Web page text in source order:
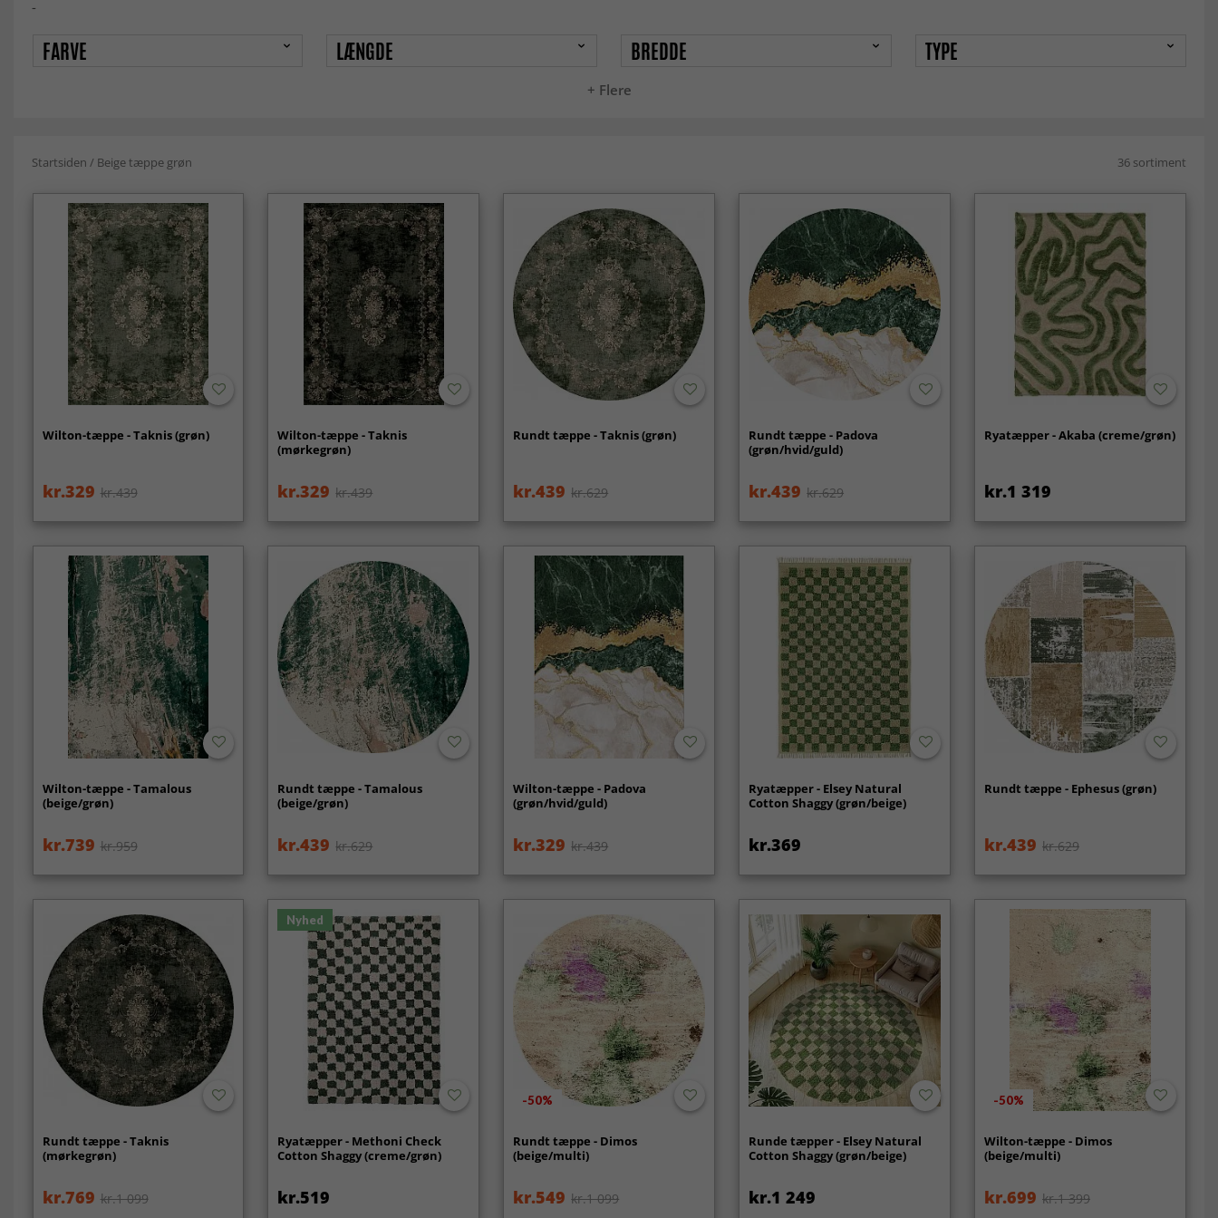
-
+ Flere
FARVE LÆNGDE BREDDE TYPE
Startsiden / Beige tæppe grøn 36 sortiment
Wilton-tæppe - Taknis (grøn)
kr.329 kr.439
Wilton-tæppe - Taknis
(mørkegrøn)
kr.329 kr.439
Rundt tæppe - Taknis (grøn)
kr.439 kr.629
Rundt tæppe - Padova
(grøn/hvid/guld)
kr.439 kr.629
Ryatæpper - Akaba (creme/grøn)
kr.1 319
Wilton-tæppe - Tamalous
(beige/grøn)
kr.739 kr.959
Rundt tæppe - Tamalous
(beige/grøn)
kr.439 kr.629
Wilton-tæppe - Padova
(grøn/hvid/guld)
kr.329 kr.439
Ryatæpper - Elsey Natural
Cotton Shaggy (grøn/beige)
kr.369
Rundt tæppe - Ephesus (grøn)
kr.439 kr.629
Rundt tæppe - Taknis
(mørkegrøn)
kr.769 kr.1 099
Nyhed
Ryatæpper - Methoni Check
Cotton Shaggy (creme/grøn)
kr.519
-50%
Rundt tæppe - Dimos
(beige/multi)
kr.549 kr.1 099
Runde tæpper - Elsey Natural
Cotton Shaggy (grøn/beige)
kr.1 249
-50%
Wilton-tæppe - Dimos
(beige/multi)
kr.699 kr.1 399